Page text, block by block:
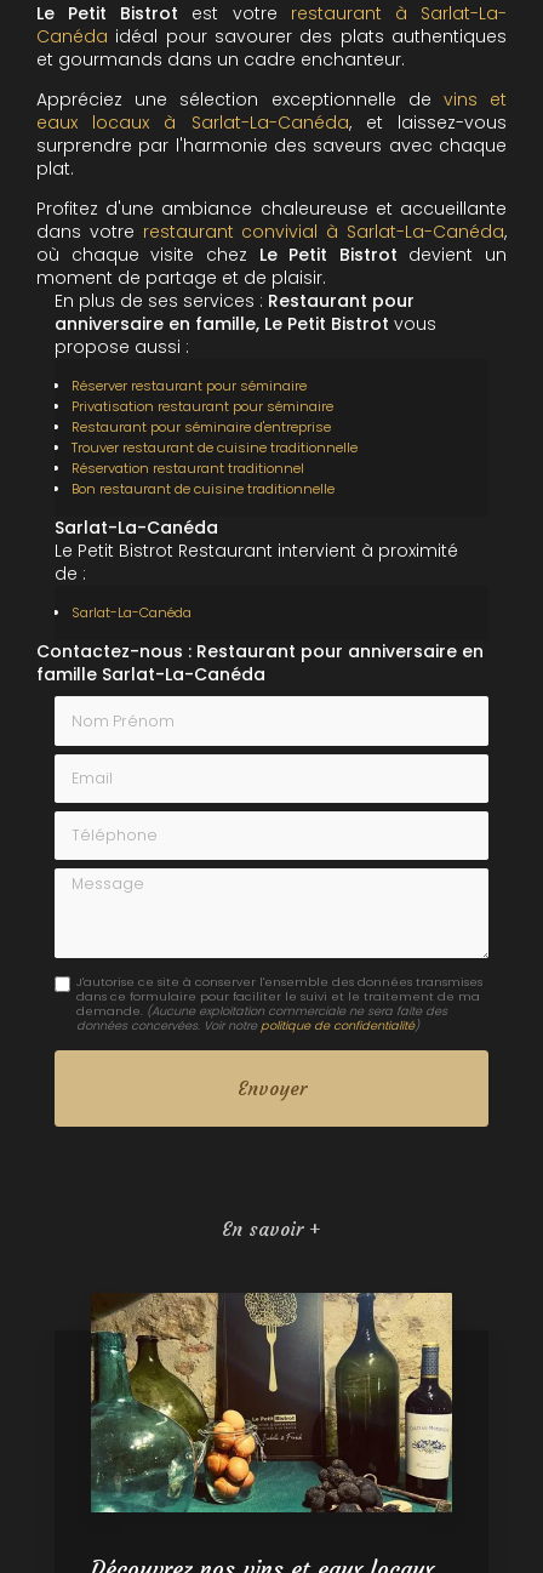
Le Petit Bistrot est votre restaurant à Sarlat-La-
Canéda idéal pour savourer des plats authentiques
et gourmands dans un cadre enchanteur.
Appréciez une sélection exceptionnelle de vins et
eaux locaux à Sarlat-La-Canéda, et laissez-vous
surprendre par l'harmonie des saveurs avec chaque
plat.
Profitez d'une ambiance chaleureuse et accueillante
dans votre restaurant convivial à Sarlat-La-Canéda,
où chaque visite chez Le Petit Bistrot devient un
moment de partage et de plaisir.
En plus de ses services : Restaurant pour
anniversaire en famille, Le Petit Bistrot vous
propose aussi :
Réserver restaurant pour séminaire
Privatisation restaurant pour séminaire
Restaurant pour séminaire d'entreprise
Trouver restaurant de cuisine traditionnelle
Réservation restaurant traditionnel
Bon restaurant de cuisine traditionnelle
Sarlat-La-Canéda
Le Petit Bistrot Restaurant intervient à proximité
de :
Sarlat-La-Canéda
Contactez-nous : Restaurant pour anniversaire en
famille Sarlat-La-Canéda
Nom Prénom
Email
Téléphone
Message
J'autorise ce site à conserver l'ensemble des données transmises
dans ce formulaire pour faciliter le suivi et le traitement de ma
demande. (Aucune exploitation commerciale ne sera faite des
données concervées. Voir notre politique de confidentialité)
En savoir +